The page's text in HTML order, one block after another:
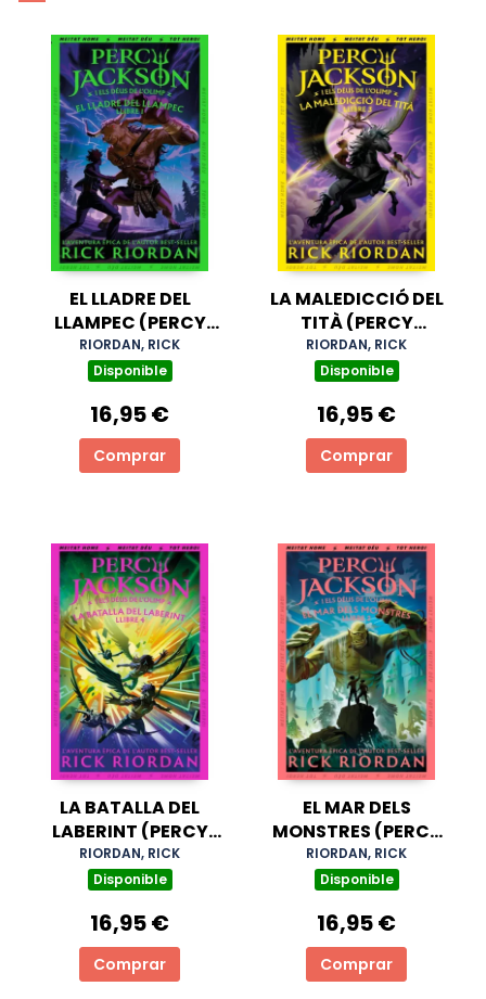
EL LLADRE DEL
LLAMPEC (PERCY
JACKSON I ELS DÉUS
DE L'OLIMP 1)
RIORDAN, RICK
Disponible
16,95 €
Comprar
LA MALEDICCIÓ DEL
TITÀ (PERCY
JACKSON I ELS DÉUS
DE L'OLIMP 3)
RIORDAN, RICK
Disponible
16,95 €
Comprar
LA BATALLA DEL
LABERINT (PERCY
JACKSON I ELS DÉUS
DE L'OLIMP 4)
RIORDAN, RICK
Disponible
16,95 €
Comprar
EL MAR DELS
MONSTRES (PERCY
JACKSON I ELS DÉUS
DE L'OLIMP 2)
RIORDAN, RICK
Disponible
16,95 €
Comprar